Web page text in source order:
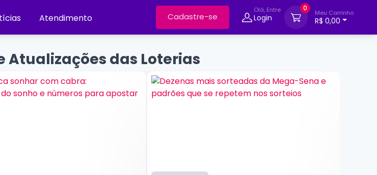
Atendimento Cadastre-se
Olá, Entre
Login
0
Meu Carrinho
R$ 0,00
Atualizações das Loterias